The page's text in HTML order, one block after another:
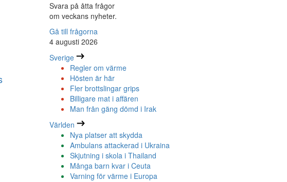
Svara på åtta frågor
om veckans nyheter.
Gå till frågorna
4 augusti 2026
Sverige
Regler om värme
Hösten är här
Fler brottslingar grips
Billigare mat i affären
Man från gäng dömd i Irak
Världen
Nya platser att skydda
Ambulans attackerad i Ukraina
Skjutning i skola i Thailand
Många barn kvar i Ceuta
Varning för värme i Europa